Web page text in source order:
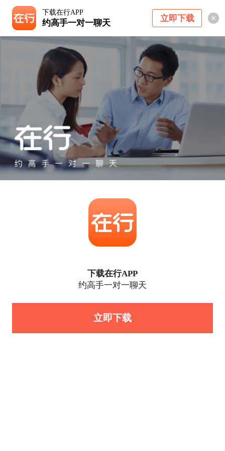
下载在行APP
约高手一对一聊天 立即下载
下载在行APP
约高手一对一聊天
立即下载